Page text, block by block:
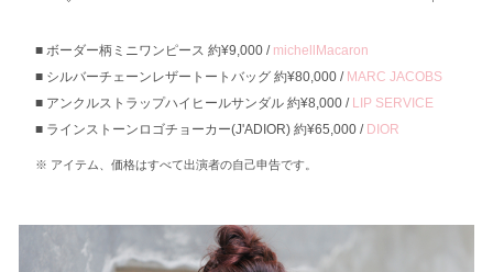
ボーダー柄ミニワンピース 約¥9,000 / michellMacaron
シルバーチェーンレザートートバッグ 約¥80,000 / MARC JACOBS
アンクルストラップハイヒールサンダル 約¥8,000 / LIP SERVICE
ラインストーンロゴチョーカー(J'ADIOR) 約¥65,000 / DIOR
アイテム、価格はすべて出演者の自己申告です。